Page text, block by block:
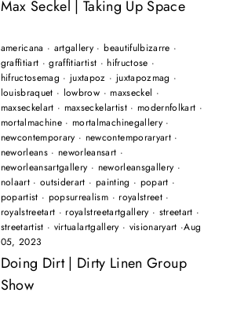
Max Seckel | Taking Up Space
americana · artgallery ·beautifulbizarre ·
graffitiart ·graffitiartist · hifructose ·
hifructosemag ·juxtapoz · juxtapozmag ·
louisbraquet · lowbrow · maxseckel ·
maxseckelart · maxseckelartist· modernfolkart ·
mortalmachine · mortalmachinegallery·
newcontemporary · newcontemporaryart·
neworleans · neworleansart ·
neworleansartgallery · neworleansgallery ·
nolaart ·outsiderart · painting · popart ·
popartist · popsurrealism · royalstreet·
royalstreetart · royalstreetartgallery · streetart ·
streetartist · virtualartgallery · visionaryart ·Aug
05, 2023
Doing Dirt | Dirty Linen Group
Show